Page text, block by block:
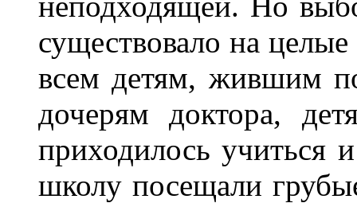
существовало на
всем детям, жившим
дочерям доктора,
приходилось учиться
школу посещали